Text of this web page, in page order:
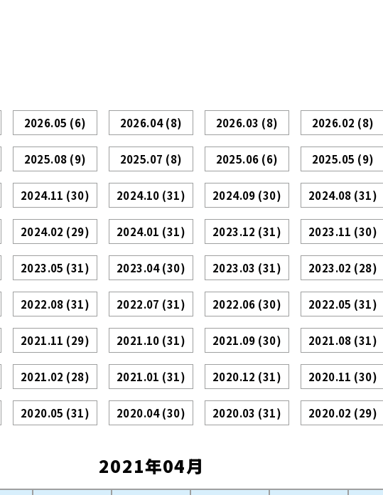
2026.05 (6) 2026.04(8) 2026.03 (8) 2026.02 (8)
2025.08 (9) 2025.07 (8) 2025.06 (6) 2025.05 (9)
2024.11 (30) 2024.10 (31) 2024.09 (30) 2024.08 (31)
2024.02 (29) 2024.01 (31) 2023.12 (31) 2023.11 (30)
2023.05 (31) 2023.04(30) 2023.03 (31) 2023.02 (28)
2022.08 (31) 2022.07 (31) 2022.06 (30) 2022.05 (31)
2021.11 (29) 2021.10 (31) 2021.09 (30) 2021.08 (31)
2021.02 (28) 2021.01 (31) 2020.12 (31) 2020.11 (30)
2020.05 (31) 2020.04(30) 2020.03 (31) 2020.02 (29)
2021年04月